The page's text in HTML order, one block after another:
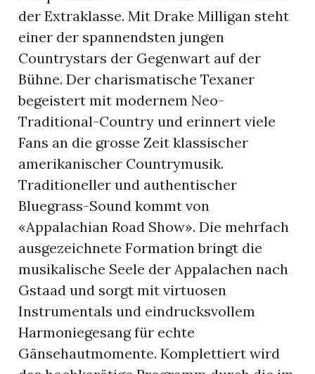
der Extraklasse. Mit Drake Milligan steht
einer der spannendsten jungen
Countrystars der Gegenwart auf der
Bühne. Der charismatische Texaner
begeistert mit modernem Neo-
Traditional-Country und erinnert viele
Fans an die grosse Zeit klassischer
amerikanischer Countrymusik.
Traditioneller und authentischer
Bluegrass-Sound kommt von
«Appalachian Road Show». Die mehrfach
ausgezeichnete Formation bringt die
musikalische Seele der Appalachen nach
Gstaad und sorgt mit virtuosen
Instrumentals und eindrucksvollem
Harmoniegesang für echte
Gänsehautmomente. Komplettiert wird